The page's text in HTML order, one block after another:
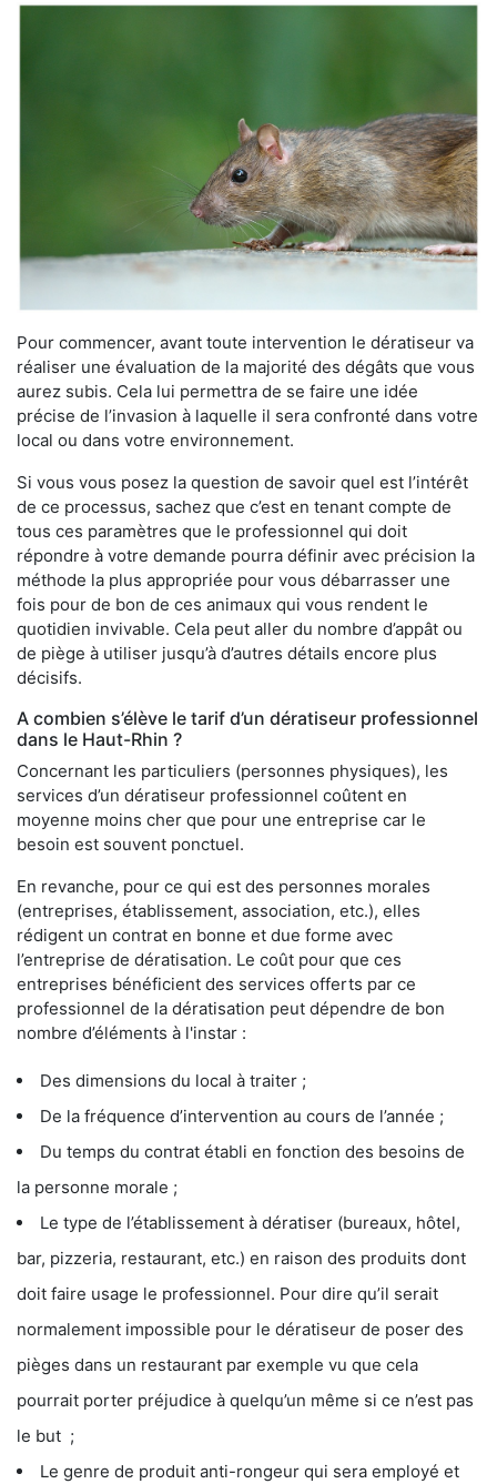
Pour commencer, avant toute intervention le dératiseur va
réaliser une évaluation de la majorité des dégâts que vous
aurez subis. Cela lui permettra de se faire une idée
précise de l’invasion à laquelle il sera confronté dans votre
local ou dans votre environnement.
Si vous vous posez la question de savoir quel est l’intérêt
de ce processus, sachez que c’est en tenant compte de
tous ces paramètres que le professionnel qui doit
répondre à votre demande pourra définir avec précision la
méthode la plus appropriée pour vous débarrasser une
fois pour de bon de ces animaux qui vous rendent le
quotidien invivable. Cela peut aller du nombre d’appât ou
de piège à utiliser jusqu’à d’autres détails encore plus
décisifs.
A combien s’élève le tarif d’un dératiseur professionnel
dans le Haut-Rhin ?
Concernant les particuliers (personnes physiques), les
services d’un dératiseur professionnel coûtent en
moyenne moins cher que pour une entreprise car le
besoin est souvent ponctuel.
En revanche, pour ce qui est des personnes morales
(entreprises, établissement, association, etc.), elles
rédigent un contrat en bonne et due forme avec
l’entreprise de dératisation. Le coût pour que ces
entreprises bénéficient des services offerts par ce
professionnel de la dératisation peut dépendre de bon
nombre d’éléments à l'instar :
Des dimensions du local à traiter ;
De la fréquence d’intervention au cours de l’année ;
Du temps du contrat établi en fonction des besoins de
la personne morale ;
Le type de l’établissement à dératiser (bureaux, hôtel,
bar, pizzeria, restaurant, etc.) en raison des produits dont
doit faire usage le professionnel. Pour dire qu’il serait
normalement impossible pour le dératiseur de poser des
pièges dans un restaurant par exemple vu que cela
pourrait porter préjudice à quelqu’un même si ce n’est pas
le but ;
Le genre de produit anti-rongeur qui sera employé et